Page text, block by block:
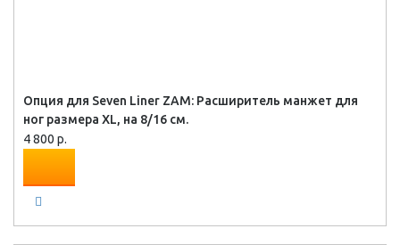
Опция для Seven Liner ZAM: Расширитель манжет для
ног размера XL, на 8/16 см.
4 800 р.